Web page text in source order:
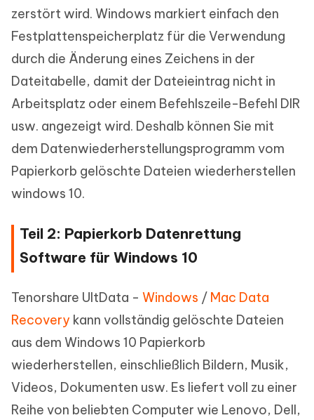
zerstört wird. Windows markiert einfach den
Festplattenspeicherplatz für die Verwendung
durch die Änderung eines Zeichens in der
Dateitabelle, damit der Dateieintrag nicht in
Arbeitsplatz oder einem Befehlszeile-Befehl DIR
usw. angezeigt wird. Deshalb können Sie mit
dem Datenwiederherstellungsprogramm vom
Papierkorb gelöschte Dateien wiederherstellen
windows 10.
Teil 2: Papierkorb Datenrettung
Software für Windows 10
Tenorshare UltData - Windows / Mac Data
Recovery kann vollständig gelöschte Dateien
aus dem Windows 10 Papierkorb
wiederherstellen, einschließlich Bildern, Musik,
Videos, Dokumenten usw. Es liefert voll zu einer
Reihe von beliebten Computer wie Lenovo, Dell,